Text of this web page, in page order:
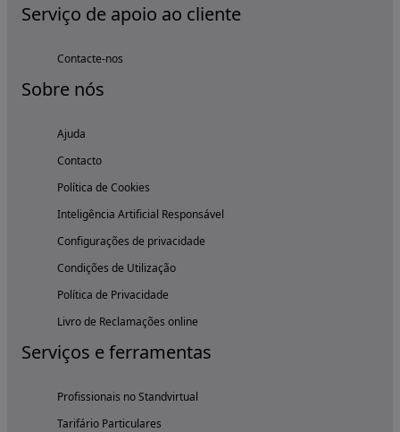
Serviço de apoio ao cliente
Contacte-nos
Sobre nós
Ajuda
Contacto
Política de Cookies
Inteligência Artificial Responsável
Configurações de privacidade
Condições de Utilização
Política de Privacidade
Livro de Reclamações online
Serviços e ferramentas
Profissionais no Standvirtual
Tarifário Particulares